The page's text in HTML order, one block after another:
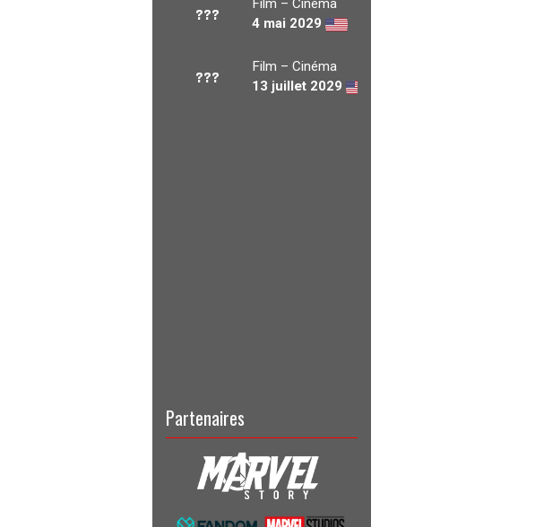
???
4 mai 2029
???
Film – Cinéma
13 juillet 2029
Partenaires